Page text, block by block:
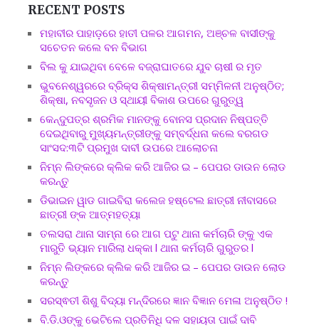
RECENT POSTS
ମହାବୀର ପାହାଡ଼ରେ ହାତୀ ପଳର ଆଗମନ, ଅଞ୍ଚଳ ବାସୀଙ୍କୁ
ସଚେତନ କଲେ ବନ ବିଭାଗ
ବିଲ କୁ ଯାଇଥିବା ବେଳେ ବଜ୍ରାଘାତରେ ଯୁବ ଚାଷୀ ର ମୃତ
ଭୁବନେଶ୍ୱରରେ ବ୍ରିକ୍ସ ଶିକ୍ଷାମନ୍ତ୍ରୀ ସମ୍ମିଳନୀ ଅନୁଷ୍ଠିତ;
ଶିକ୍ଷା, ନବସୃଜନ ଓ ସ୍ଥାୟୀ ବିକାଶ ଉପରେ ଗୁରୁତ୍ୱ
କେନ୍ଦୁପତ୍ର ଶ୍ରମିକ ମାନଙ୍କୁ ବୋନସ ପ୍ରଦାନ ନିଷ୍ପତ୍ତି
ଦେଇଥିବାରୁ ମୁଖ୍ୟମନ୍ତ୍ରୀଙ୍କୁ ସମ୍ବର୍ଦ୍ଧନା କଲେ ବରଗଡ
ସାଂସଦ:୩ଟି ପ୍ରମୁଖ ଦାବୀ ଉପରେ ଆଲୋଚନା
ନିମ୍ନ ଲିଙ୍କରେ କ୍ଲିକ କରି ଆଜିର ଇ – ପେପର ଡାଉନ ଲୋଡ
କରନ୍ତୁ
ଡିଭାଇନ ୱାଡ ଗାଇବିରା କଲେଜ ହଷ୍ଟେଲ ଛାତ୍ରୀ ନୀବାସରେ
ଛାତ୍ରୀ ଙ୍କ ଆତ୍ମହତ୍ୟା
ତଲସରା ଥାନା ସାମ୍ନା ରେ ଆଗ ପଟୁ ଥାନା କର୍ମଚାରି ଙ୍କୁ ଏକ
ମାରୁତି ଭ୍ୟାନ ମାରିଲା ଧକ୍କା l ଥାନା କର୍ମଚାରି ଗୁରୁତର l
ନିମ୍ନ ଲିଙ୍କରେ କ୍ଲିକ କରି ଆଜିର ଇ – ପେପର ଡାଉନ ଲୋଡ
କରନ୍ତୁ
ସରସ୍ଵତୀ ଶିଶୁ ବିଦ୍ୟା ମନ୍ଦିରରେ ଜ୍ଞାନ ବିଜ୍ଞାନ ମେଳା ଅନୁଷ୍ଠିତ !
ବି.ଡି.ଓଙ୍କୁ ଭେଟିଲେ ପ୍ରତିନିଧି ଦଳ ସହାୟତା ପାଇଁ ଦାବି